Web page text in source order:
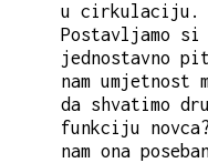
u cirkulaciju.
Postavljamo si
jednostavno
nam umjetnost
da shvatimo
funkciju
nam ona